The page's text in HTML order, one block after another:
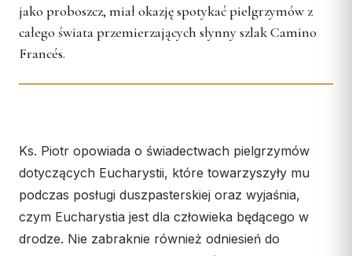
KURIA
Kuria Diecezjalna
Konta bankowe
Biuro
Franciszkański Zakon
Świeckich
jako proboszcz, miał okazję spotykać pielgrzymów z
całego świata przemierzających słynny szlak Camino
Francés.
Ks. Piotr opowiada o świadectwach pielgrzymów
dotyczących Eucharystii, które towarzyszyły mu
podczas posługi duszpasterskiej oraz wyjaśnia,
czym Eucharystia jest dla człowieka będącego w
drodze. Nie zabraknie również odniesień do